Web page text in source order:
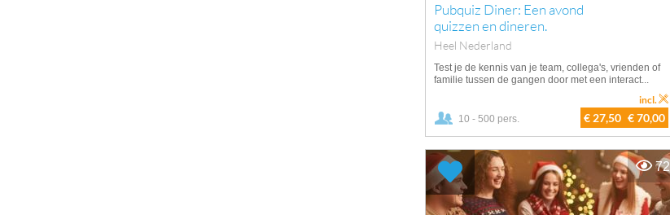
Pubquiz Diner: Een avond
quizzen en dineren.
Heel Nederland
Test je de kennis van je team, collega's, vrienden of
familie tussen de gangen door met een interact...
10 - 500 pers. € 27,50 € 70,00
incl.
72